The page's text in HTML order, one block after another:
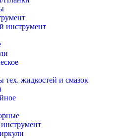
инструмент
тех. жидкостей и смазок